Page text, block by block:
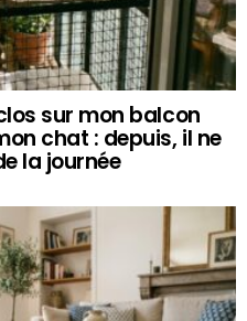
sur mon balcon
chat : depuis, il ne
la journée